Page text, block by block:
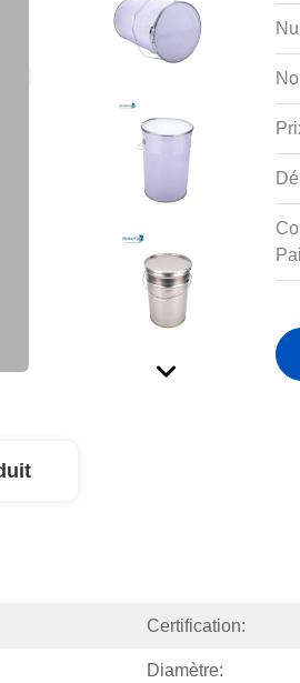
Certification:
Diamètre: